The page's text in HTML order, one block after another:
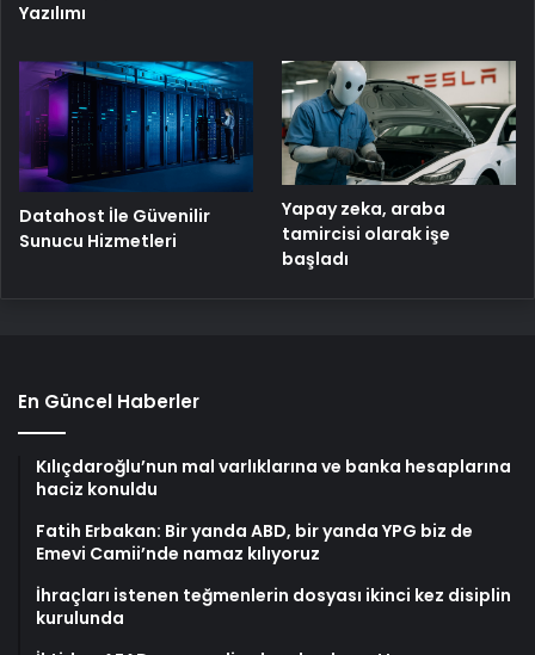
Yazılımı
Datahost İle Güvenilir
Sunucu Hizmetleri
Yapay zeka, araba
tamircisi olarak işe
başladı
En Güncel Haberler
Kılıçdaroğlu’nun mal varlıklarına ve banka hesaplarına
haciz konuldu
Fatih Erbakan: Bir yanda ABD, bir yanda YPG biz de
Emevi Camii’nde namaz kılıyoruz
İhraçları istenen teğmenlerin dosyası ikinci kez disiplin
kurulunda